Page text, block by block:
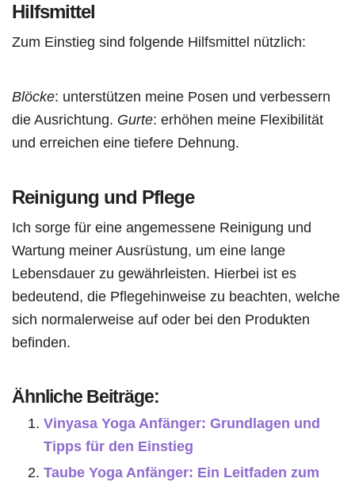
Hilfsmittel
Zum Einstieg sind folgende Hilfsmittel nützlich:
Blöcke: unterstützen meine Posen und verbessern
die Ausrichtung. Gurte: erhöhen meine Flexibilität
und erreichen eine tiefere Dehnung.
Reinigung und Pflege
Ich sorge für eine angemessene Reinigung und
Wartung meiner Ausrüstung, um eine lange
Lebensdauer zu gewährleisten. Hierbei ist es
bedeutend, die Pflegehinweise zu beachten, welche
sich normalerweise auf oder bei den Produkten
befinden.
Ähnliche Beiträge:
Vinyasa Yoga Anfänger: Grundlagen und
Tipps für den Einstieg
Taube Yoga Anfänger: Ein Leitfaden zum